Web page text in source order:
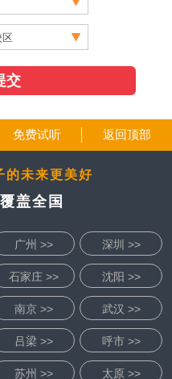
免费试听 返回顶部
的未来更美好
盖全国
广州 >> 深圳 >>
石家庄 >> 沈阳 >>
南京 >> 武汉 >>
吕梁 >> 呼市 >>
苏州 >> 太原 >>